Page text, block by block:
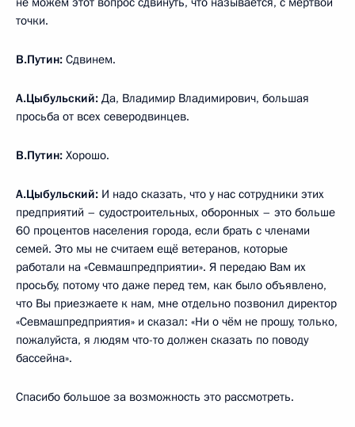
точки.
В.Путин: Сдвинем.
А.Цыбульский: Да, Владимир Владимирович, большая
просьба от всех северодвинцев.
В.Путин: Хорошо.
А.Цыбульский: И надо сказать, что у нас сотрудники этих
предприятий – судостроительных, оборонных – это больше
60 процентов населения города, если брать с членами
семей. Это мы не считаем ещё ветеранов, которые
работали на «Севмашпредприятии». Я передаю Вам их
просьбу, потому что даже перед тем, как было объявлено,
что Вы приезжаете к нам, мне отдельно позвонил директор
«Севмашпредприятия» и сказал: «Ни о чём не прошу, только,
пожалуйста, я людям что-то должен сказать по поводу
бассейна».
Спасибо большое за возможность это рассмотреть.